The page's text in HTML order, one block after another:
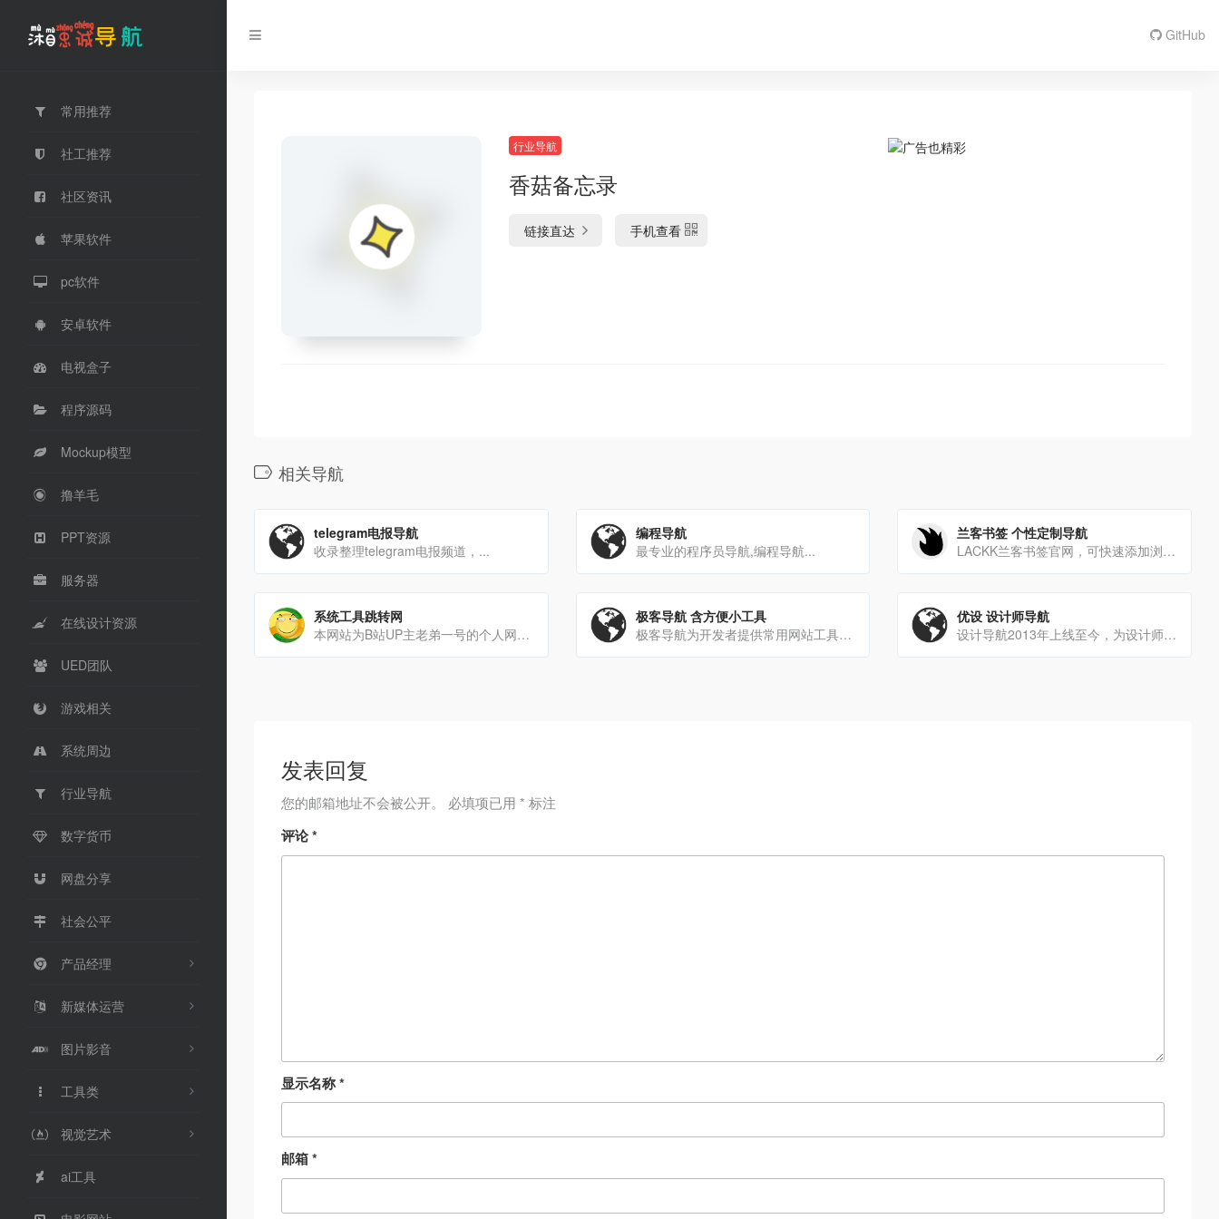
常用推荐
社工推荐
社区资讯
苹果软件
pc软件
安卓软件
电视盒子
程序源码
Mockup模型
撸羊毛
PPT资源
服务器
在线设计资源
UED团队
游戏相关
系统周边
行业导航
数字货币
网盘分享
社会公平
产品经理
新媒体运营
图片影音
工具类
视觉艺术
ai工具
GitHub
行业导航
香菇备忘录
链接直达 手机查看
相关导航
telegram电报导航
收录整理telegram电报频道，...
编程导航
最专业的程序员导航,编程导航...
兰客书签 个性定制导航
LACKK兰客书签官网，可快速添加浏览器上的书签并为其分类设置标签、拖动分类或书签可排序删除等，让你轻松管理你[…]
系统工具跳转网
本网站为B站UP主老弟一号的个人网站，用于提供文件下载与一些跳转服务
极客导航 含方便小工具
极客导航为开发者提供常用网站工具收录导航，提升开发效率，这里是开发者的手册目录。
优设 设计师导航
设计导航2013年上线至今，为设计师精选国内外优质网站。提供UI设计、设计教程、素材下载、高清图库、配色方案、[…]
发表回复
您的邮箱地址不会被公开。 必填项已用 * 标注
评论*
显示名称*
邮箱*